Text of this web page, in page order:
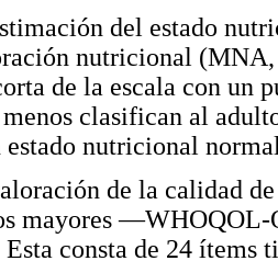
del estado
nutricional (MNA,
de la escala con un
clasifican al
estado nutricional
de la calidad
mayores
consta de 24 ítems